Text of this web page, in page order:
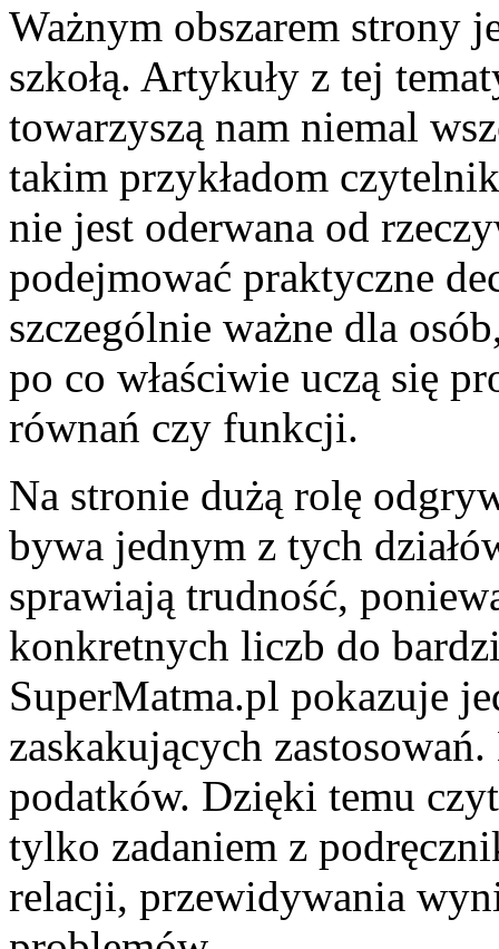
Ważnym obszarem strony
szkołą. Artykuły z tej
towarzyszą nam niemal
takim przykładom
nie jest oderwana od
podejmować praktyczne
szczególnie ważne dla
po co właściwie uczą się
równań czy funkcji.
Na stronie dużą rolę
bywa jednym z tych
sprawiają trudność,
konkretnych liczb do
SuperMatma.pl pokazuje
zaskakujących
podatków. Dzięki temu
tylko zadaniem z
relacji, przewidywania